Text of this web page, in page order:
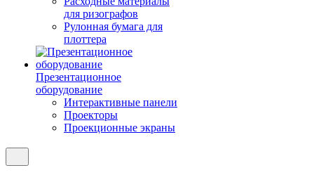
для ризографов
Рулонная бумага для
плоттера
Презентационное
оборудование
Интерактивные панели
Проекторы
Проекционные экраны